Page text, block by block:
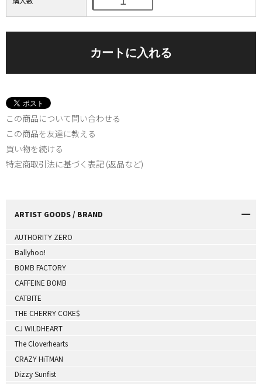
この商品について問い合わせる
この商品を友達に教える
買い物を続ける
特定商取引法に基づく表記 (返品など)
ARTIST GOODS / BRAND
AUTHORITY ZERO
Ballyhoo!
BOMB FACTORY
CAFFEINE BOMB
CATBITE
THE CHERRY COKE$
CJ WILDHEART
The Cloverhearts
CRAZY HiTMAN
Dizzy Sunfist